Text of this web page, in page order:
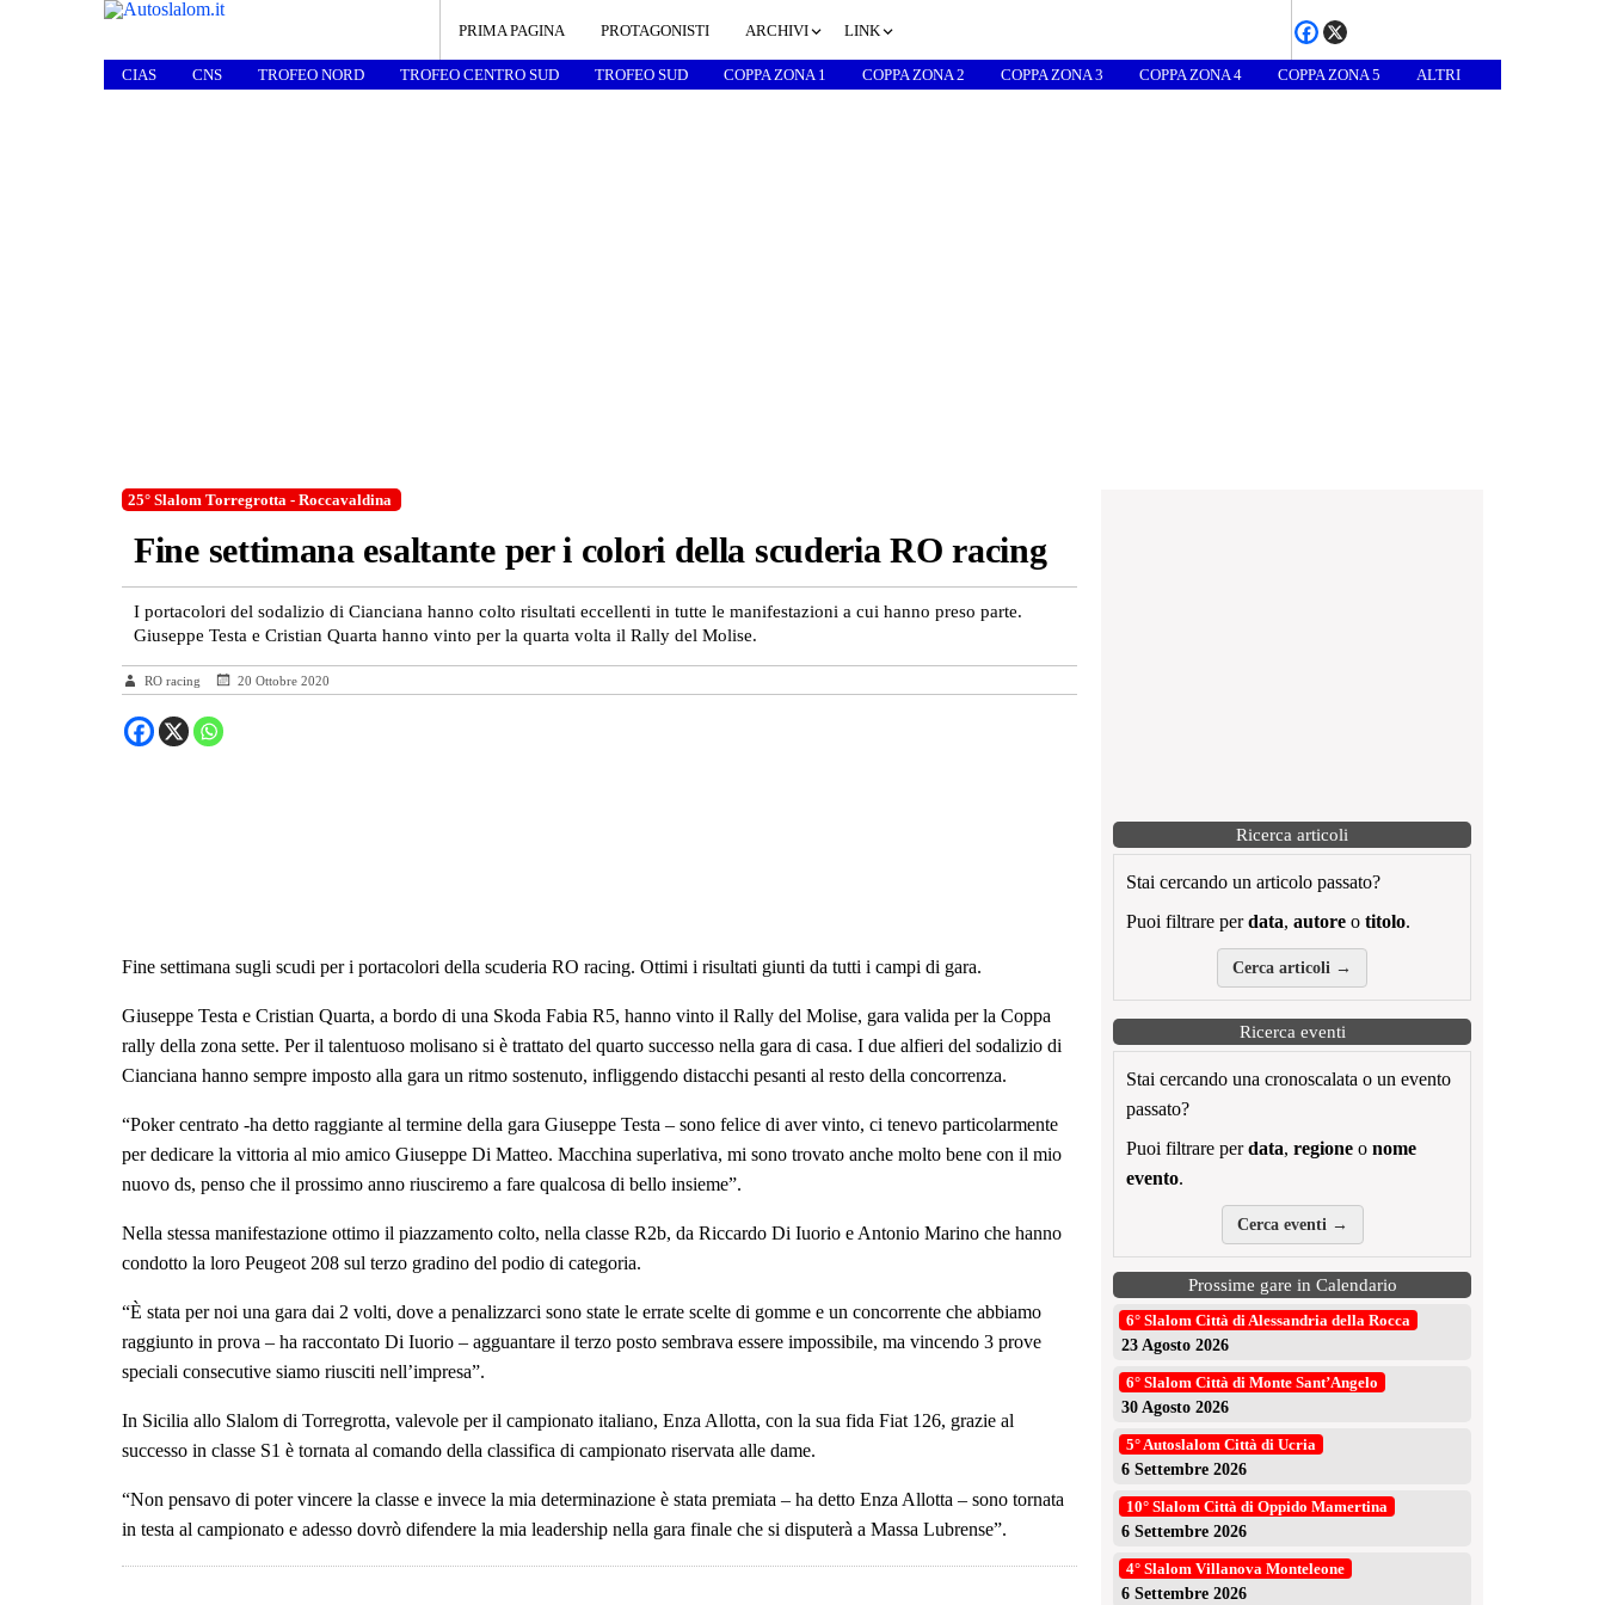
PRIMA PAGINA PROTAGONISTI ARCHIVI LINK
CIAS CNS TROFEO NORD TROFEO CENTRO SUD TROFEO SUD COPPA ZONA 1 COPPA ZONA 2 COPPA ZONA 3 COPPA ZONA 4 COPPA ZONA 5 ALTRI
25° Slalom Torregrotta - Roccavaldina
Fine settimana esaltante per i colori della scuderia RO racing
I portacolori del sodalizio di Cianciana hanno colto risultati eccellenti in tutte le manifestazioni a cui hanno preso parte.
Giuseppe Testa e Cristian Quarta hanno vinto per la quarta volta il Rally del Molise.
RO racing 20 Ottobre 2020
Fine settimana sugli scudi per i portacolori della scuderia RO racing. Ottimi i risultati giunti da tutti i campi di gara.
Giuseppe Testa e Cristian Quarta, a bordo di una Skoda Fabia R5, hanno vinto il Rally del Molise, gara valida per la Coppa
rally della zona sette. Per il talentuoso molisano si è trattato del quarto successo nella gara di casa. I due alfieri del sodalizio di
Cianciana hanno sempre imposto alla gara un ritmo sostenuto, infliggendo distacchi pesanti al resto della concorrenza.
“Poker centrato -ha detto raggiante al termine della gara Giuseppe Testa – sono felice di aver vinto, ci tenevo particolarmente
per dedicare la vittoria al mio amico Giuseppe Di Matteo. Macchina superlativa, mi sono trovato anche molto bene con il mio
nuovo ds, penso che il prossimo anno riusciremo a fare qualcosa di bello insieme”.
Nella stessa manifestazione ottimo il piazzamento colto, nella classe R2b, da Riccardo Di Iuorio e Antonio Marino che hanno
condotto la loro Peugeot 208 sul terzo gradino del podio di categoria.
“È stata per noi una gara dai 2 volti, dove a penalizzarci sono state le errate scelte di gomme e un concorrente che abbiamo
raggiunto in prova – ha raccontato Di Iuorio – agguantare il terzo posto sembrava essere impossibile, ma vincendo 3 prove
speciali consecutive siamo riusciti nell’impresa”.
In Sicilia allo Slalom di Torregrotta, valevole per il campionato italiano, Enza Allotta, con la sua fida Fiat 126, grazie al
successo in classe S1 è tornata al comando della classifica di campionato riservata alle dame.
“Non pensavo di poter vincere la classe e invece la mia determinazione è stata premiata – ha detto Enza Allotta – sono tornata
in testa al campionato e adesso dovrò difendere la mia leadership nella gara finale che si disputerà a Massa Lubrense”.
Ricerca articoli
Stai cercando un articolo passato?
Puoi filtrare perdata, autore o titolo.
Cerca articoli →
Ricerca eventi
Stai cercando una cronoscalata o un evento
passato?
Puoi filtrare perdata, regione o nome
evento.
Cerca eventi →
Prossime gare in Calendario
6° Slalom Città di Alessandria della Rocca
23 Agosto 2026
6° Slalom Città di Monte Sant’Angelo
30 Agosto 2026
5° Autoslalom Città di Ucria
6 Settembre 2026
10° Slalom Città di Oppido Mamertina
6 Settembre 2026
4° Slalom Villanova Monteleone
6 Settembre 2026